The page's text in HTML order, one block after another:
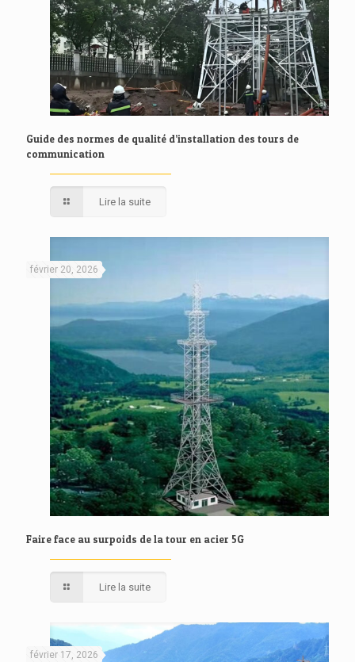
Guide des normes de qualité d’installation des tours de
communication
Lire la suite
février 20, 2026
Faire face au surpoids de la tour en acier 5G
Lire la suite
février 17, 2026